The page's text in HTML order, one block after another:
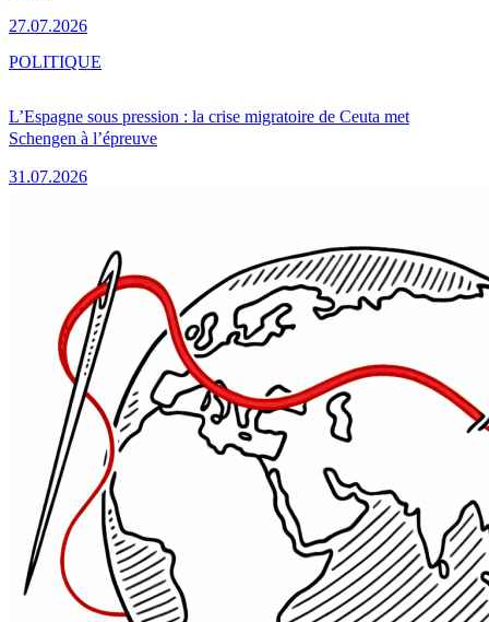
27.07.2026
L’Espagne sous pression : la crise migratoire de Ceuta met
Schengen à l’épreuve
31.07.2026
POLITIQUE